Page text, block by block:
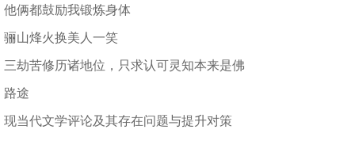
他俩都鼓励我锻炼身体
骊山烽火换美人一笑
三劫苦修历诸地位，只求认可灵知本来是佛
路途
现当代文学评论及其存在问题与提升对策